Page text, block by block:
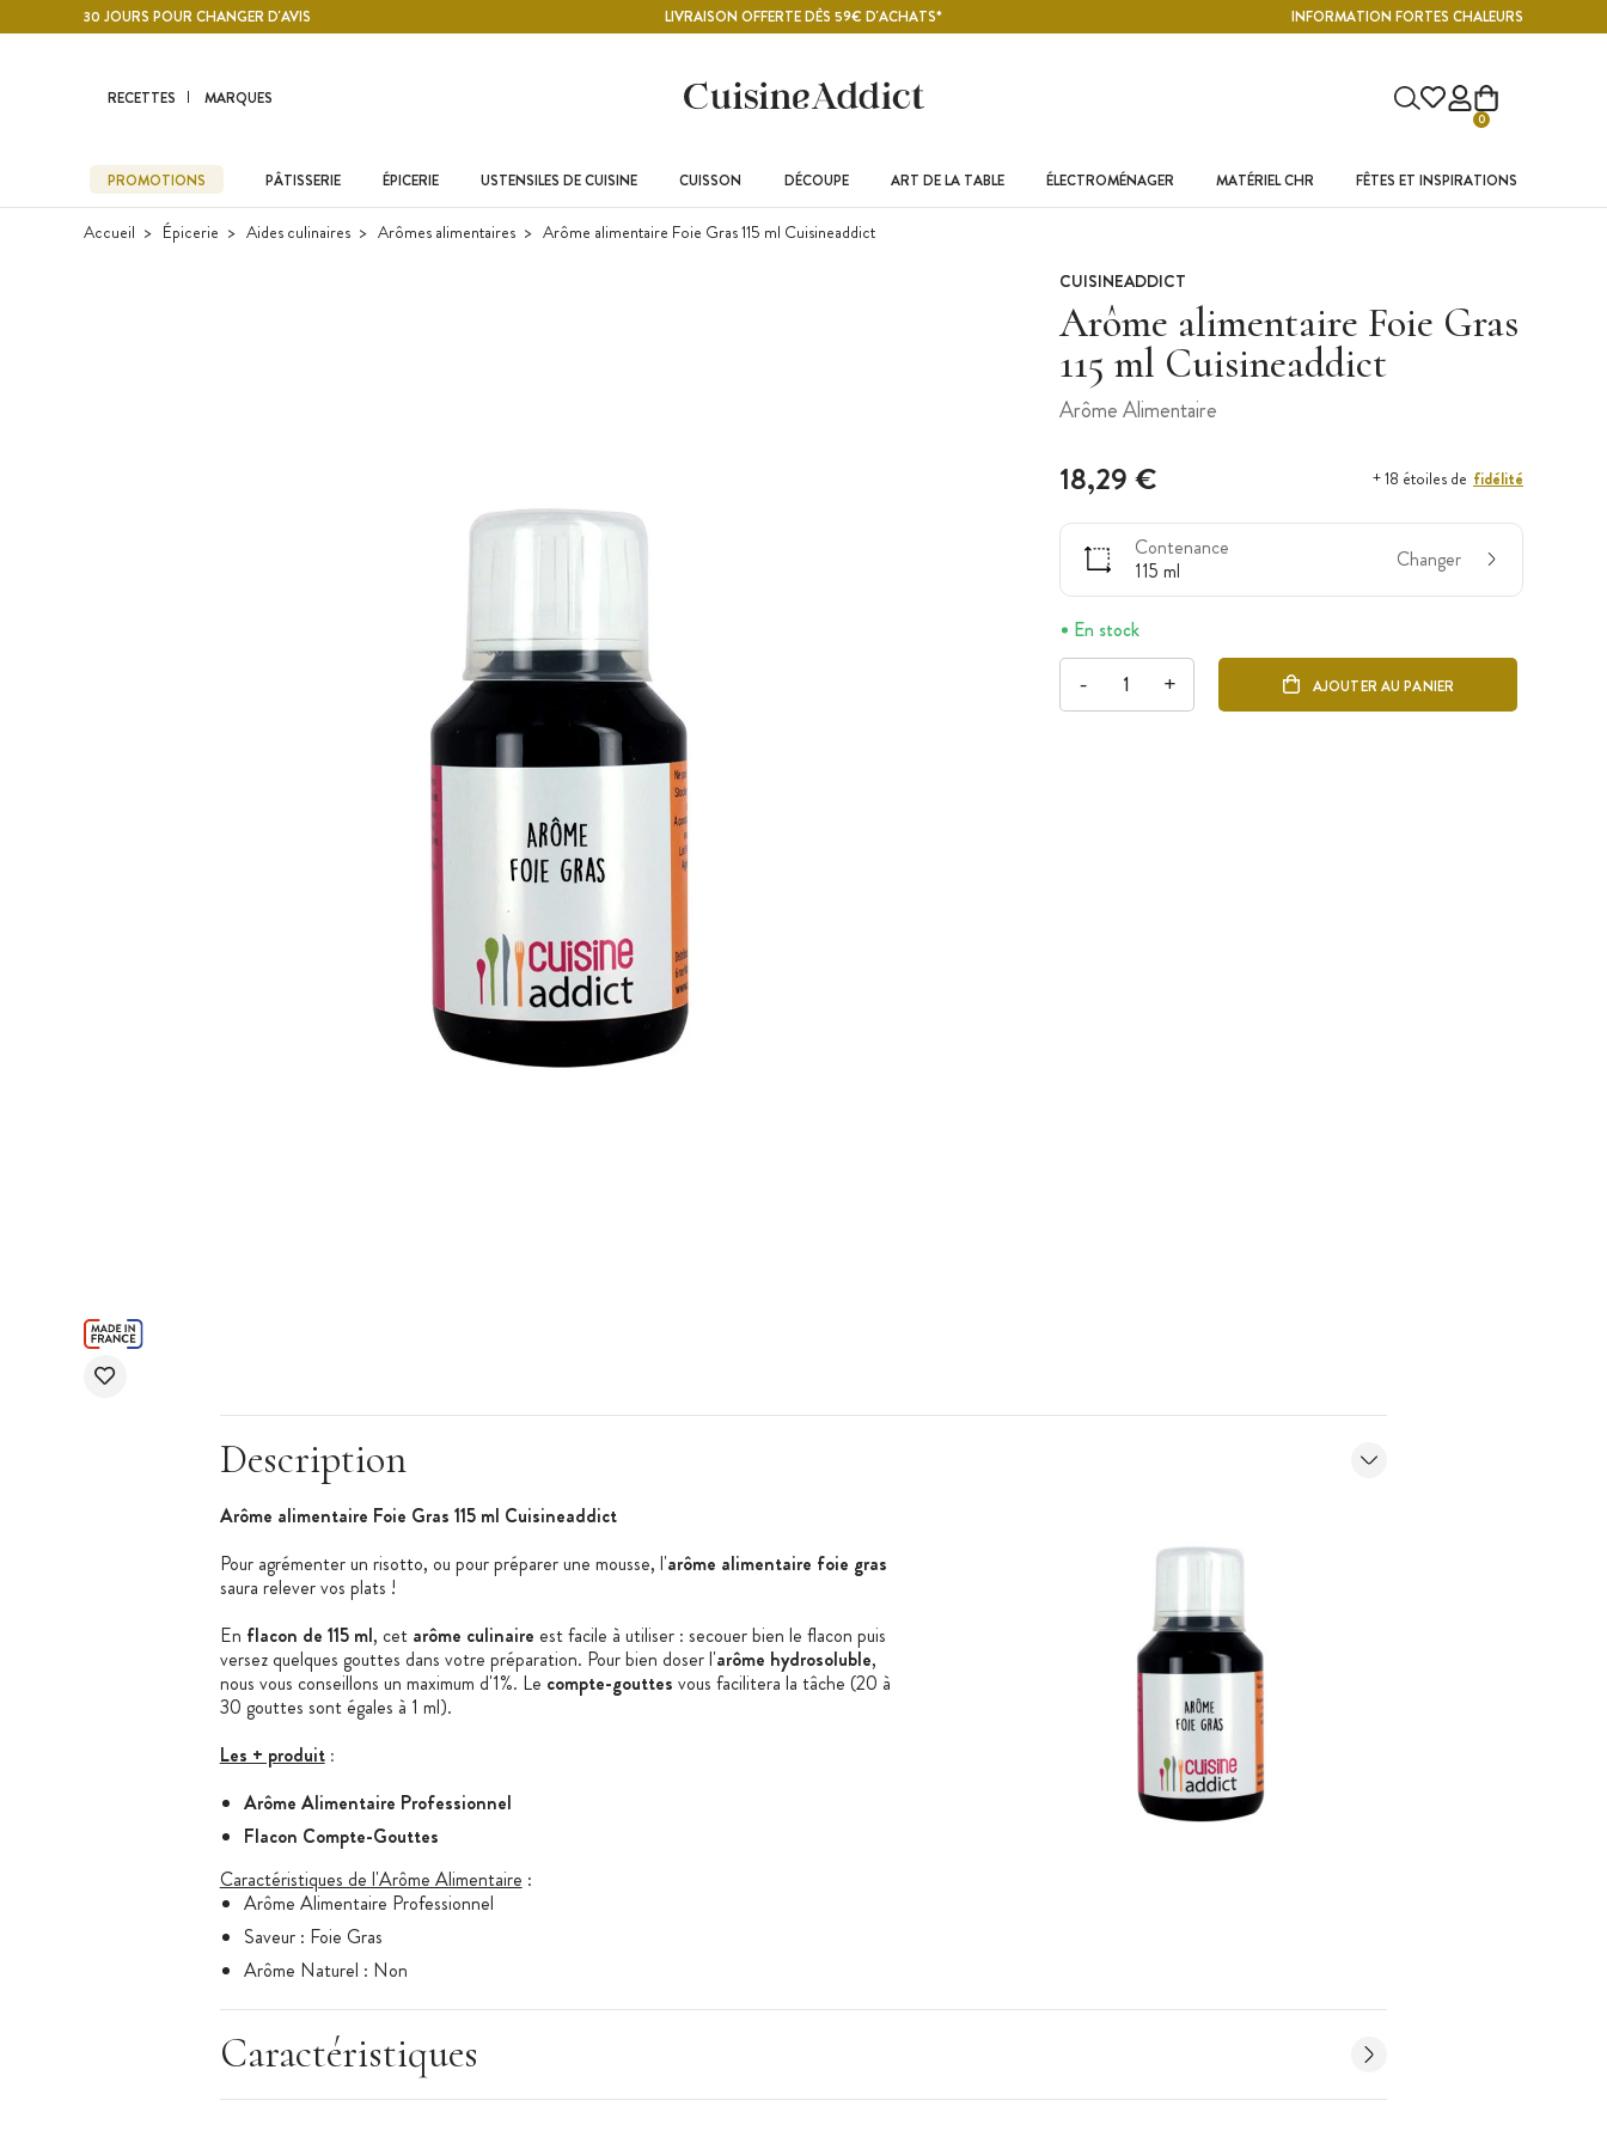
Contenu principal30 JOURS POUR CHANGER D'AVIS LIVRAISON OFFERTE DÈS 59€ D'ACHATS* INFORMATION FORTES CHALEURS
RECETTES MARQUES
0
PROMOTIONS PÂTISSERIE ÉPICERIE USTENSILES DE CUISINE CUISSON DÉCOUPE ART DE LA TABLE ÉLECTROMÉNAGER MATÉRIEL CHR FÊTES ET INSPIRATIONS
Accueil Épicerie Aides culinaires Arômes alimentaires Arôme alimentaire Foie Gras 115 ml Cuisineaddict
CUISINEADDICT
Arôme alimentaire Foie Gras
115 ml Cuisineaddict
Arôme Alimentaire
18,29 € + 18 étoiles de fidélité
Contenance
115 ml
Changer
En stock
- + AJOUTER AU PANIER
Description
Arôme alimentaire Foie Gras 115 ml Cuisineaddict
Pour agrémenter un risotto, ou pour préparer une mousse, l'arôme alimentaire foie gras
saura relever vos plats !
En flacon de 115 ml, cet arôme culinaire est facile à utiliser : secouer bien le flacon puis
versez quelques gouttes dans votre préparation. Pour bien doser l'arôme hydrosoluble,
nous vous conseillons un maximum d'1%. Le compte-gouttes vous facilitera la tâche (20 à
30 gouttes sont égales à 1 ml).
Les + produit:
Arôme Alimentaire Professionnel
Flacon Compte-Gouttes
Caractéristiques de l'Arôme Alimentaire :
Arôme Alimentaire Professionnel
Saveur : Foie Gras
Arôme Naturel : Non
Arôme Hydrosoluble
Conditionnement : 115 ml
Flacon compte-gouttes
Arôme Alimentaire adapté à la cuisson
Caractéristiques